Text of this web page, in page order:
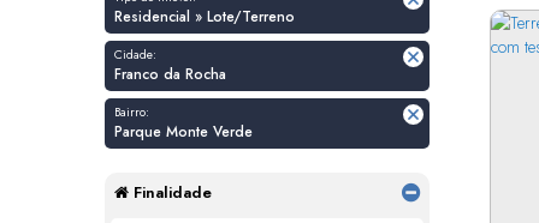
Residencial » Lote/Terreno
Cidade:
Franco da Rocha
Bairro:
Parque Monte Verde
Finalidade